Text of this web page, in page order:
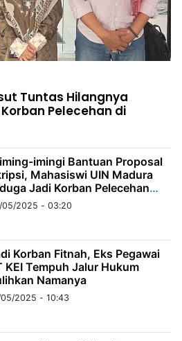
Tuntas Hilangnya
Pelecehan di
imingi Bantuan Proposal
Mahasiswi UIN Madura
Jadi Korban Pelecehan
05/2025 - 03:20
Korban Fitnah, Eks Pegawai
KEI Tempuh Jalur Hukum
Namanya
2025 - 10:43